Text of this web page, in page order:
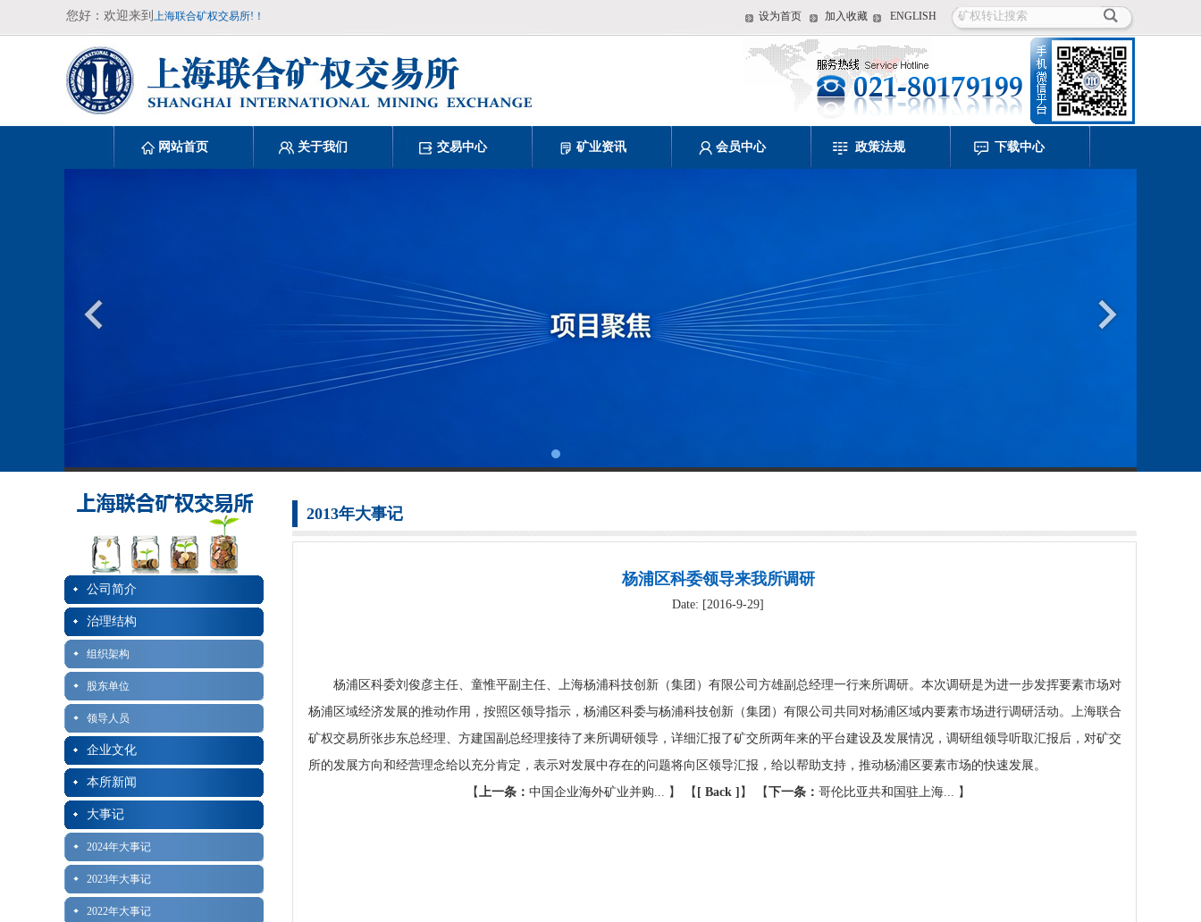
您好：欢迎来到 上海联合矿权交易所!！ 设为首页 加入收藏 ENGLISH
网站首页 关于我们 交易中心 矿业资讯 会员中心 政策法规 下载中心
公司简介
治理结构
组织架构
股东单位
领导人员
企业文化
本所新闻
大事记
2024年大事记
2023年大事记
2022年大事记
2013年大事记
杨浦区科委领导来我所调研
Date: [2016-9-29]
杨浦区科委刘俊彦主任、童惟平副主任、上海杨浦科技创新（集团）有限公司方雄副总经理一行来所调研。本次调研是为进一步发挥要素市场对
杨浦区域经济发展的推动作用，按照区领导指示，杨浦区科委与杨浦科技创新（集团）有限公司共同对杨浦区域内要素市场进行调研活动。上海联合
矿权交易所张步东总经理、方建国副总经理接待了来所调研领导，详细汇报了矿交所两年来的平台建设及发展情况，调研组领导听取汇报后，对矿交
所的发展方向和经营理念给以充分肯定，表示对发展中存在的问题将向区领导汇报，给以帮助支持，推动杨浦区要素市场的快速发展。
【上一条： 中国企业海外矿业并购... 】 【 [ Back ] 】 【下一条： 哥伦比亚共和国驻上海... 】